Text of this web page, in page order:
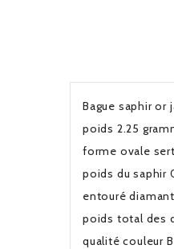
Bague saphir or
poids 2.25
forme ovale
poids du saphir
entouré
poids total des
qualité couleur